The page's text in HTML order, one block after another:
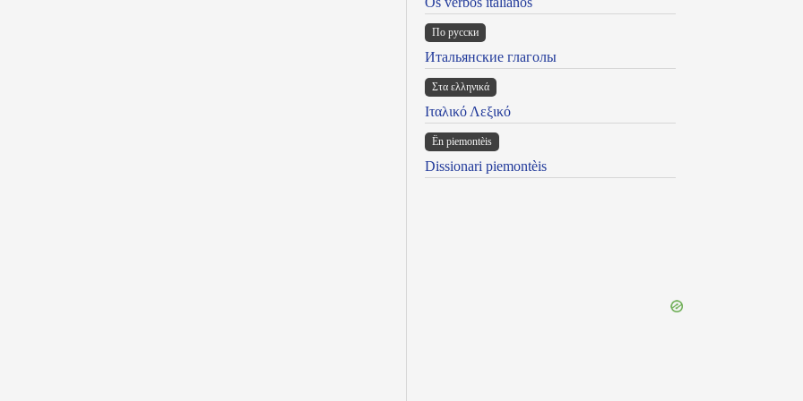
По русски
Итальянские глаголы
Στα ελληνικά
Ιταλικό Λεξικό
Ën piemontèis
Dissionari piemontèis